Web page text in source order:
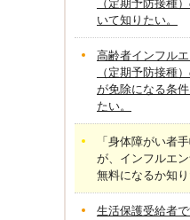
（定期予防接種
いて知りたい。
高齢者インフル
（定期予防接種
が免除になる条
たい。
「身体障がい者
が、インフルエ
無料になるか知り
生活保護受給者